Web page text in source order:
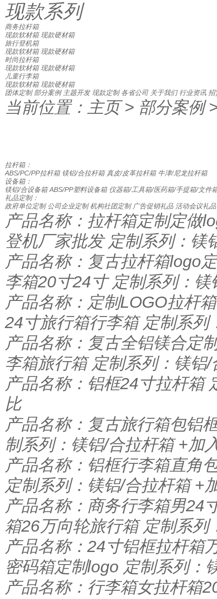
现款系列
商务拉杆箱
现款软材箱 现款硬材箱
旅行登机箱
现款软材箱 现款硬材箱
时尚拉杆箱
现款软材箱 现款硬材箱
儿童行李箱
现款软材箱 现款硬材箱
团体定制 部分案例 主题开发 现款定制 各省公司 关于我们 行业资讯 招
当前位置： 主页> 部分案例
拉杆箱：
ABS/PC/PP拉杆箱 镁铝/合拉杆箱 真皮/皮革拉杆箱 牛津/尼龙拉杆箱
设备箱：
镁铝/合设备箱 ABS/PP塑料设备箱 仪器箱/工具箱/医药箱/手提箱/文件
礼品定制：
政府单位定制 公司企业定制 机构社团定制 广告促销礼品 活动会议礼品
产品名称：拉杆箱定制定做
登机厂家批发 定制系列：镁
产品名称：复古拉杆箱logo
李箱20寸24寸 定制系列：
产品名称：定制LOGO拉杆
24寸旅行箱行李箱 定制系
产品名称：复古全铝镁合定
李箱旅行箱 定制系列：镁铝
产品名称：铝框24寸拉杆箱
比
产品名称：复古旅行箱包铝
制系列：镁铝/合拉杆箱+加
产品名称：铝框行李箱直角
定制系列：镁铝/合拉杆箱+
产品名称：商务行李箱男24
箱26万向轮旅行箱 定制系
产品名称：24寸铝框拉杆箱
密码箱定制logo 定制系列：
产品名称：行李箱女拉杆箱